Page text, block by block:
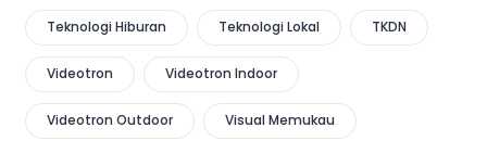
Teknologi Hiburan Teknologi Lokal TKDN
Videotron Videotron Indoor
Videotron Outdoor Visual Memukau